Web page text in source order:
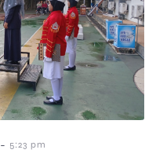
- 5:23 pm